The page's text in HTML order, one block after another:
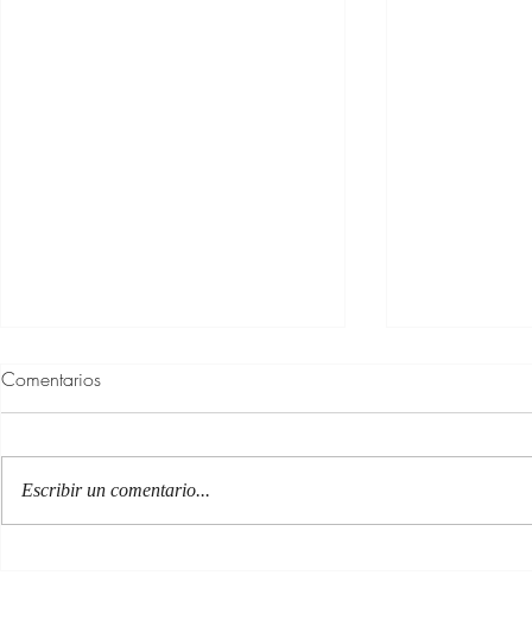
Comentarios
Escribir un comentario...